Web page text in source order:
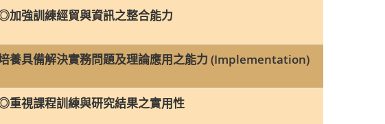
加強訓練經貿與資訊之整合能力
養具備解決實務問題及理論應用之能力 (Implementation)
重視課程訓練與研究結果之實用性